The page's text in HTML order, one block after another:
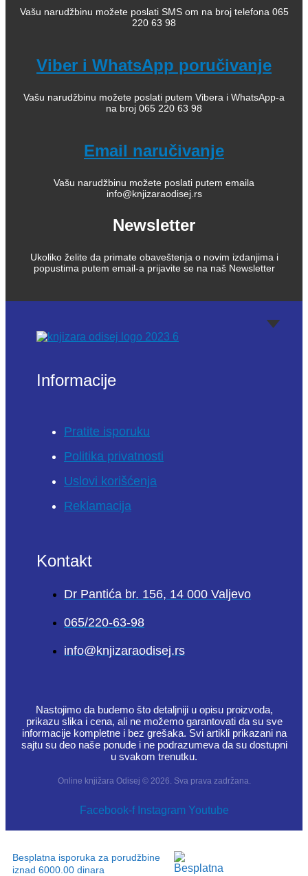
Vašu narudžbinu možete poslati SMS om na broj telefona 065
220 63 98
Viber i WhatsApp poručivanje
Vašu narudžbinu možete poslati putem Vibera i WhatsApp-a
na broj 065 220 63 98
Email naručivanje
Vašu narudžbinu možete poslati putem emaila
info@knjizaraodisej.rs
Newsletter
Ukoliko želite da primate obaveštenja o novim izdanjima i
popustima putem email-a prijavite se na naš Newsletter
Informacije
Pratite isporuku
Politika privatnosti
Uslovi korišćenja
Reklamacija
Kontakt
Dr Pantića br. 156, 14 000 Valjevo
065/220-63-98
info@knjizaraodisej.rs
Nastojimo da budemo što detaljniji u opisu proizvoda,
prikazu slika i cena, ali ne možemo garantovati da su sve
informacije kompletne i bez grešaka. Svi artikli prikazani na
sajtu su deo naše ponude i ne podrazumeva da su dostupni
u svakom trenutku.
Online knjižara Odisej © 2026. Sva prava zadržana.
Facebook-f Instagram Youtube
Besplatna isporuka za porudžbine
iznad 6000.00 dinara